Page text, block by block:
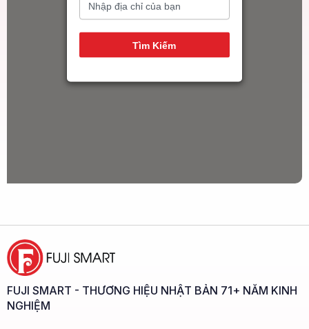
14
Tìm Kiếm
FUJI SMART - THƯƠNG HIỆU NHẬT BẢN 71+ NĂM KINH
NGHIỆM